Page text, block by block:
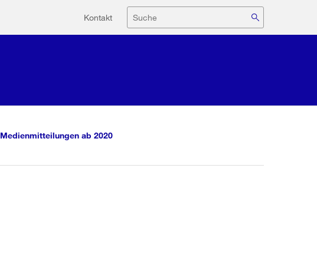
Hilfsnavigation
Kontakt Suche
Medienmitteilungen ab 2020